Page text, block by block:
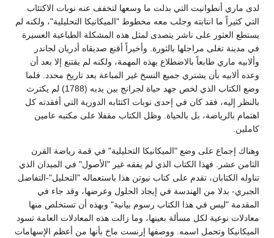
لدى ماري أنطوانيت التي بذلت ما وسعها لتخفف عنه نوبات الاكتئاب
التي كثيراً ما انتابته وجلب معه مخطوط "الميكانيكا التحليلية"، ولكنه لم
يستطع العثور على ناشر يتصدى لمثل هذه المشكلة الطباعية العسيرة
في مدينة تغلى مراجلها بالثورة. وأخيراً أقنع صديقاه أدريان لجاندر
وألابيه ماري طابعاً بالاضطلاع بهذه المهمة، ولكنه لم يقتنع إلا بعد أن
وعده ألابيه بأن يشتري جميع النسخ غير المباعة بعد تاريخ محدد. فلما
وضع الكتاب الذي لخص جهد حياة لجرانج بين يديه (1788) لم يكترث
بالنظر إليه، فقد كان في إحدى نوبات اكتئابه الدورية التي أفقدته كل
اهتمام بالرياضة، بل بالحياة. وظل الكتاب مقفلا على مكتبه عامين
كاملين.
وهناك إجماع على وضع "الميكانيكا التحليلية" في قمة رياضة القرن
الثامن عشر. فهذا الكتاب الذي لم يفقه غير "الأصول" في الميدان الذي
تناوله الكتابان، تقدم على كتاب نيوتن هذا باستعماله "التحليل"-التفاضل
الجبري- بدلا من الهندسة في إيجاد الحلول وعرضها، وقد جاء في
المقدمة "ليس في هذا الكتاب رسوم بيانية" وبهذه أن تستخلص منها
معادلات نوعية لكل مسألة بعينها، وما زالت هذه المعادلات العامة تسود
الميكانيكا وتحمل اسمه. ووصفها إرنست ماخ بأنها من أعظم الإسهامات